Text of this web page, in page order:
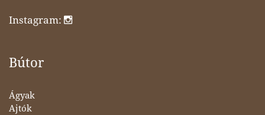
Instagram:
Bútor
Ágyak
Ajtók